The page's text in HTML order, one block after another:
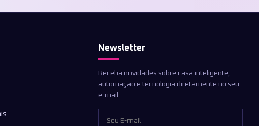
Newsletter
Receba novidades sobre casa inteligente,
automação e tecnologia diretamente no seu
e-mail.